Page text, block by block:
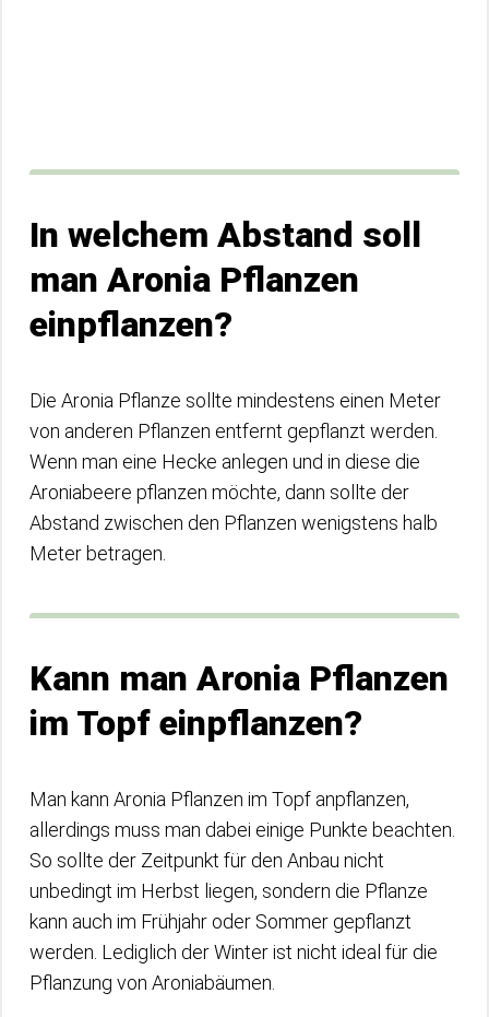
In welchem Abstand soll
man Aronia Pflanzen
einpflanzen?
Die Aronia Pflanze sollte mindestens einen Meter
von anderen Pflanzen entfernt gepflanzt werden.
Wenn man eine Hecke anlegen und in diese die
Aroniabeere pflanzen möchte, dann sollte der
Abstand zwischen den Pflanzen wenigstens halb
Meter betragen.
Kann man Aronia Pflanzen
im Topf einpflanzen?
Man kann Aronia Pflanzen im Topf anpflanzen,
allerdings muss man dabei einige Punkte beachten.
So sollte der Zeitpunkt für den Anbau nicht
unbedingt im Herbst liegen, sondern die Pflanze
kann auch im Frühjahr oder Sommer gepflanzt
werden. Lediglich der Winter ist nicht ideal für die
Pflanzung von Aroniabäumen.